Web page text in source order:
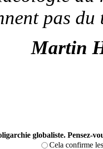
pas du
Martin
globaliste. Pensez-
Cela confirme